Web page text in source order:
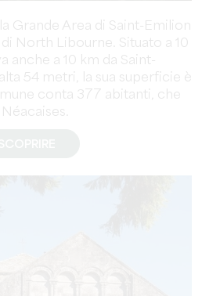
Grande Area di Saint-Emilion
North Libourne. Situato a 10
anche a 10 km da Saint-
54 metri, la sua superficie è
conta 377 abitanti, che